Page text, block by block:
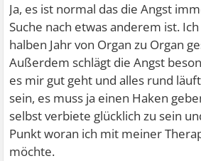
Ja, es ist normal das die Angst
Suche nach etwas anderem ist.
halben Jahr von Organ zu Organ
Außerdem schlägt die Angst
es mir gut geht und alles rund
sein, es muss ja einen Haken
selbst verbiete glücklich zu sein
Punkt woran ich mit meiner
möchte.